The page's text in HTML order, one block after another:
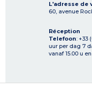
L'adresse de
60, avenue
Réception
Telefoon: +33
uur per dag 7
vanaf 15.00 u